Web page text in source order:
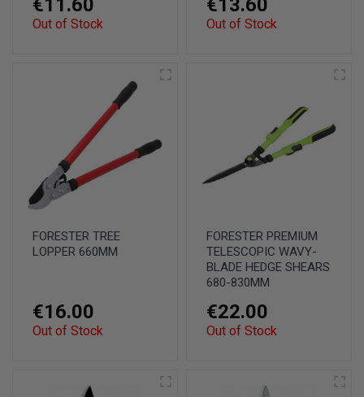
€11.60
Out of Stock
€13.60
Out of Stock
FORESTER TREE
LOPPER 660MM
€16.00
Out of Stock
FORESTER PREMIUM
TELESCOPIC WAVY-
BLADE HEDGE SHEARS
680-830MM
€22.00
Out of Stock